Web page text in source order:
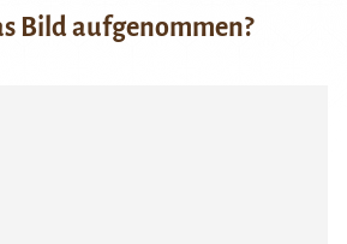
Bild aufgenommen?